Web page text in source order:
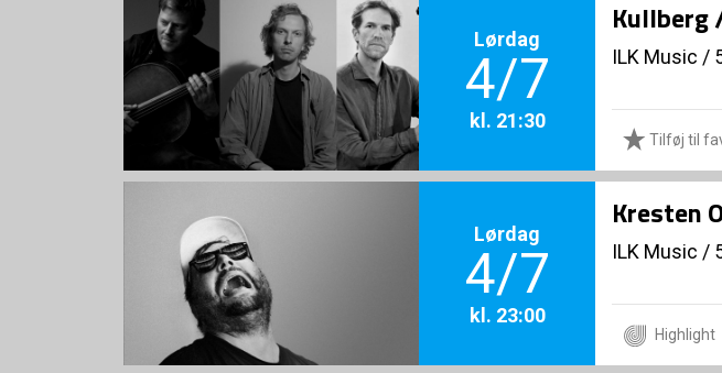
Lørdag
4/7
kl. 21:30
Kullberg
ILK Music /
Tilføj til
Lørdag
4/7
kl. 23:00
Kresten
ILK Music /
Highlight